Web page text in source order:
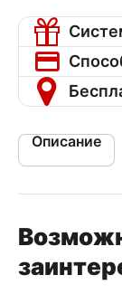
Описание